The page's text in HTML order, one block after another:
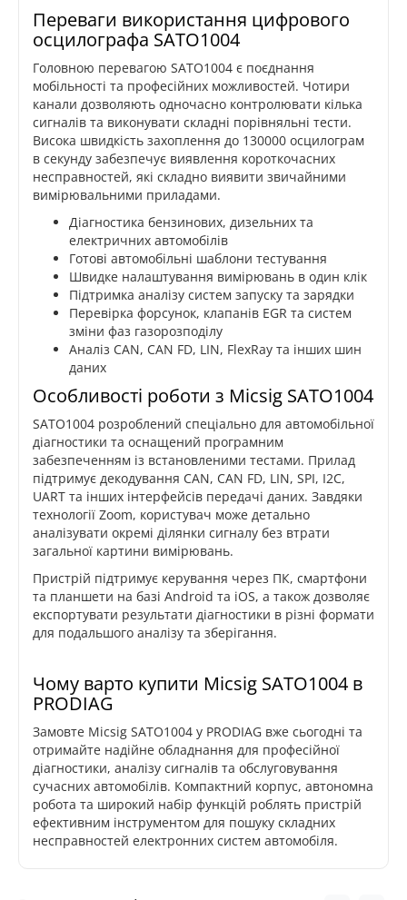
Переваги використання цифрового
осцилографа SATO1004
Головною перевагою SATO1004 є поєднання
мобільності та професійних можливостей. Чотири
канали дозволяють одночасно контролювати кілька
сигналів та виконувати складні порівняльні тести.
Висока швидкість захоплення до 130000 осцилограм
в секунду забезпечує виявлення короткочасних
несправностей, які складно виявити звичайними
вимірювальними приладами.
Діагностика бензинових, дизельних та
електричних автомобілів
Готові автомобільні шаблони тестування
Швидке налаштування вимірювань в один клік
Підтримка аналізу систем запуску та зарядки
Перевірка форсунок, клапанів EGR та систем
зміни фаз газорозподілу
Аналіз CAN, CAN FD, LIN, FlexRay та інших шин
даних
Особливості роботи з Micsig SATO1004
SATO1004 розроблений спеціально для автомобільної
діагностики та оснащений програмним
забезпеченням із встановленими тестами. Прилад
підтримує декодування CAN, CAN FD, LIN, SPI, I2C,
UART та інших інтерфейсів передачі даних. Завдяки
технології Zoom, користувач може детально
аналізувати окремі ділянки сигналу без втрати
загальної картини вимірювань.
Пристрій підтримує керування через ПК, смартфони
та планшети на базі Android та iOS, а також дозволяє
експортувати результати діагностики в різні формати
для подальшого аналізу та зберігання.
Чому варто купити Micsig SATO1004 в
PRODIAG
Замовте Micsig SATO1004 у PRODIAG вже сьогодні та
отримайте надійне обладнання для професійної
діагностики, аналізу сигналів та обслуговування
сучасних автомобілів. Компактний корпус, автономна
робота та широкий набір функцій роблять пристрій
ефективним інструментом для пошуку складних
несправностей електронних систем автомобіля.